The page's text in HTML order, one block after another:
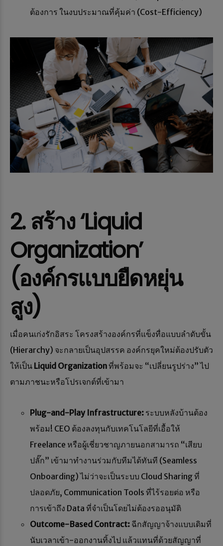
ต้องการ ในงบประมาณที่คุ้มค่า (Cost-Efficiency)
2. สร้าง ‘Liquid
Organization’
(องค์กรแบบยืดหยุ่น
สูง)
เมื่อคนเก่งรักอิสระ โครงสร้างองค์กรที่แข็งทื่อแบบลำดับขั้น
(Hierarchy) จะกลายเป็นอุปสรรค องค์กรยุคใหม่ต้องปรับตัว
ให้เป็น Liquid Organizationที่พร้อมจะ “เปลี่ยนรูปร่าง” ไป
ตามภาชนะหรือโปรเจกต์ที่เข้ามา
Plug-and-Play Infrastructure: ระบบหลังบ้านต้อง
พร้อม! CEO ต้องลงทุนกับเทคโนโลยีที่เอื้อให้
Freelance หรือผู้เชี่ยวชาญภายนอกสามารถ “เสียบ
ปลั๊ก” เข้ามาทำงานร่วมกับทีมได้ทันที (Seamless
Onboarding) ไม่ว่าจะเป็นระบบ Cloud Sharing ที่
ปลอดภัย, Communication Tools ที่ไร้รอยต่อ หรือ
การเข้าถึง Data ที่จำเป็นโดยไม่ต้องรออนุมัติ
Outcome-Based Contract: ฉีกสัญญาจ้างแบบเดิมที่
นับเวลาเข้า-ออกงานทิ้งไป แล้วแทนที่ด้วยสัญญาที่